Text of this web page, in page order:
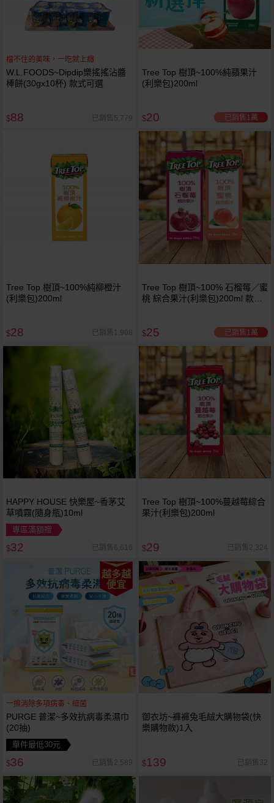
檔不住的美味，一吃就上癮
W.L.FOODS~Dipdip樂搖搖沾醬
棒餅(30gx10杯) 款式可選
$88 已銷售5,779
Tree Top 樹頂~100%純蘋果汁
(利樂包)200ml
$20 已銷售1萬
Tree Top 樹頂~100%純柳橙汁
(利樂包)200ml
$28 已銷售1,908
Tree Top 樹頂~100% 石榴莓／蜜
桃 綜合果汁(利樂包)200ml 款式
$25 已銷售1萬
HAPPY HOUSE 快樂屋~香茅艾
草噴霧(隨身瓶)10ml
專區滿額贈
$32 已銷售6,616
Tree Top 樹頂~100%蔓越莓綜合
果汁(利樂包)200ml
$29 已銷售2,324
越多越
便宜
一擦消除多項病毒、細菌
PURGE 普潔~多效抗病毒柔濕巾
(20抽)
單件最低30元
$36 已銷售2,589
御衣坊~褲褲兔毛絨大購物袋(快
樂購物款)1入
$139 已銷售32